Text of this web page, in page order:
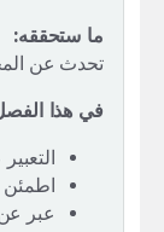
ما ستحققه:
تحدث عن
في هذا
عبر